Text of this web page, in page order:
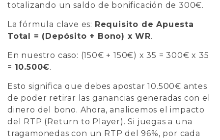
totalizando un saldo de bonificación de 300€.
La fórmula clave es: Requisito de Apuesta
Total = (Depósito + Bono) x WR.
En nuestro caso: (150€ + 150€) x 35 = 300€ x 35
= 10.500€.
Esto significa que debes apostar 10.500€ antes
de poder retirar las ganancias generadas con el
dinero del bono. Ahora, analicemos el impacto
del RTP (Return to Player). Si juegas a una
tragamonedas con un RTP del 96%, por cada